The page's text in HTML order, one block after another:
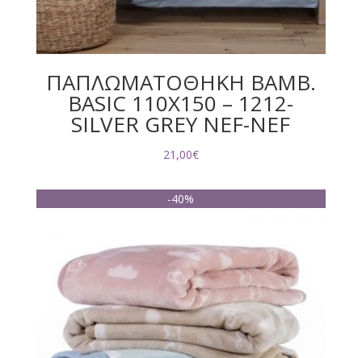
ΠΑΠΛΩΜΑΤΟΘΗΚΗ ΒΑΜΒ.
BASIC 110Χ150 – 1212-
SILVER GREY NEF-NEF
21,00€
-40%